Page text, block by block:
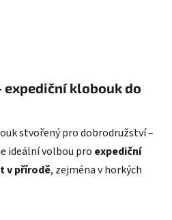
expediční klobouk do
stvořený pro dobrodružství –
ideální volbou pro expediční
v přírodě, zejména v horkých